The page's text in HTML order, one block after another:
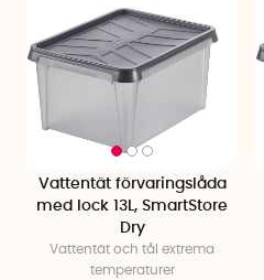
Vattentät förvaringslåda
med lock 13L, SmartStore
Dry
Vattentät och tål extrema
temperaturer